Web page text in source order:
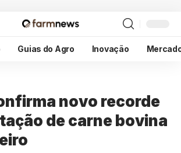
Guias do Agro Inovação
novo recorde
de carne bovina